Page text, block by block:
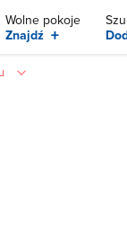
Wolne pokoje
Znajdź +